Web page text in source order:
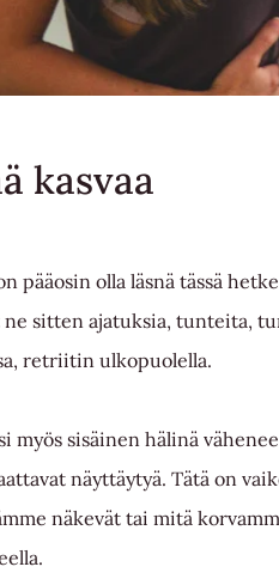
kasvaa
olla läsnä tässä
sitten ajatuksia, tunteita,
retriitin ulkopuolella.
sisäinen hälinä
näyttäytyä. Tätä on
näkevät tai mitä